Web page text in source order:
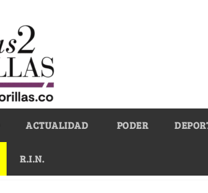
ACTUALIDAD PODER
R.I.N.